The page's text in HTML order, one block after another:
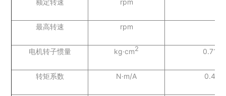
最高转速 rpm
电机转子惯量 kg·cm2 0.71
转矩系数 N·m/A 0.4